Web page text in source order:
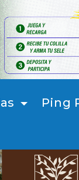
Ping